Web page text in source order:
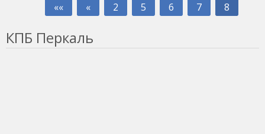
««
« 2 5 6 7 8
КПБ Перкаль